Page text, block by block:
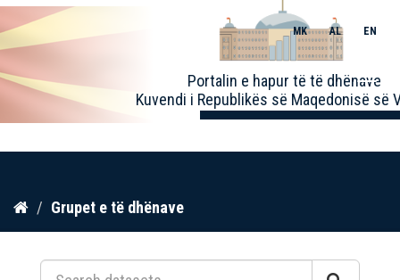
Kalo
përmbajtja
Portalin e hapur të të dhënave
Kuvendi i Republikës së Maqedonisë së
MK AL EN
Toggle
Grupet e të dhënave